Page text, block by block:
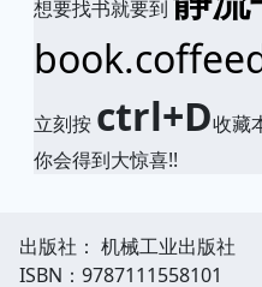
想要找书就要到
立刻按 ctrl+D收藏
你会得到大惊喜!!
出版社： 机械工业出版社
ISBN：9787111558101